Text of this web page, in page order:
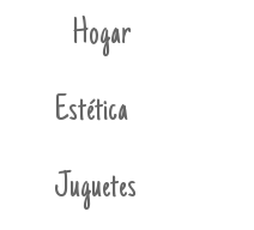
Hogar
Estética
Juguetes